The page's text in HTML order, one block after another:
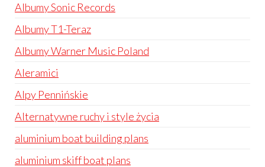
Albumy Sonic Records
Albumy T1-Teraz
Albumy Warner Music Poland
Aleramici
Alpy Pennińskie
Alternatywne ruchy i style życia
aluminium boat building plans
aluminium skiff boat plans